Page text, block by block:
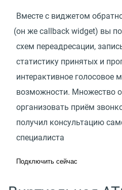
Вместе с виджетом
(он же callback widget) вы
схем переадресации,
статистику принятых и
интерактивное голосовое
возможности. Множество
организовать приём
получил консультацию
специалиста
Подключить сейчас